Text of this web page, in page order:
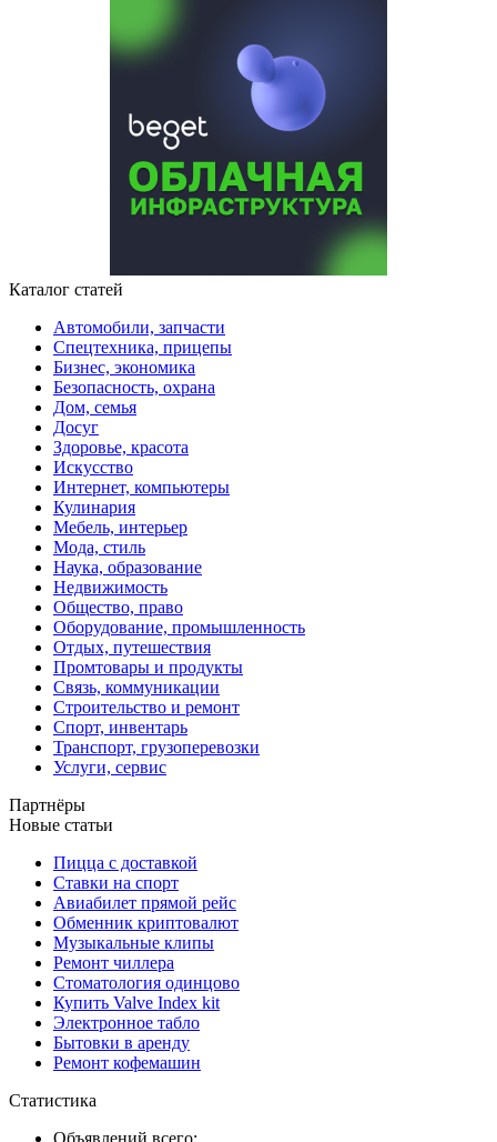
Каталог статей
Автомобили, запчасти
Спецтехника, прицепы
Бизнес, экономика
Безопасность, охрана
Дом, семья
Досуг
Здоровье, красота
Искусство
Интернет, компьютеры
Кулинария
Мебель, интерьер
Мода, стиль
Наука, образование
Недвижимость
Общество, право
Оборудование, промышленность
Отдых, путешествия
Промтовары и продукты
Связь, коммуникации
Строительство и ремонт
Спорт, инвентарь
Транспорт, грузоперевозки
Услуги, сервис
Партнёры
Новые статьи
Пицца с доставкой
Ставки на спорт
Авиабилет прямой рейс
Обменник криптовалют
Музыкальные клипы
Ремонт чиллера
Стоматология одинцово
Купить Valve Index kit
Электронное табло
Бытовки в аренду
Ремонт кофемашин
Статистика
Объявлений всего: